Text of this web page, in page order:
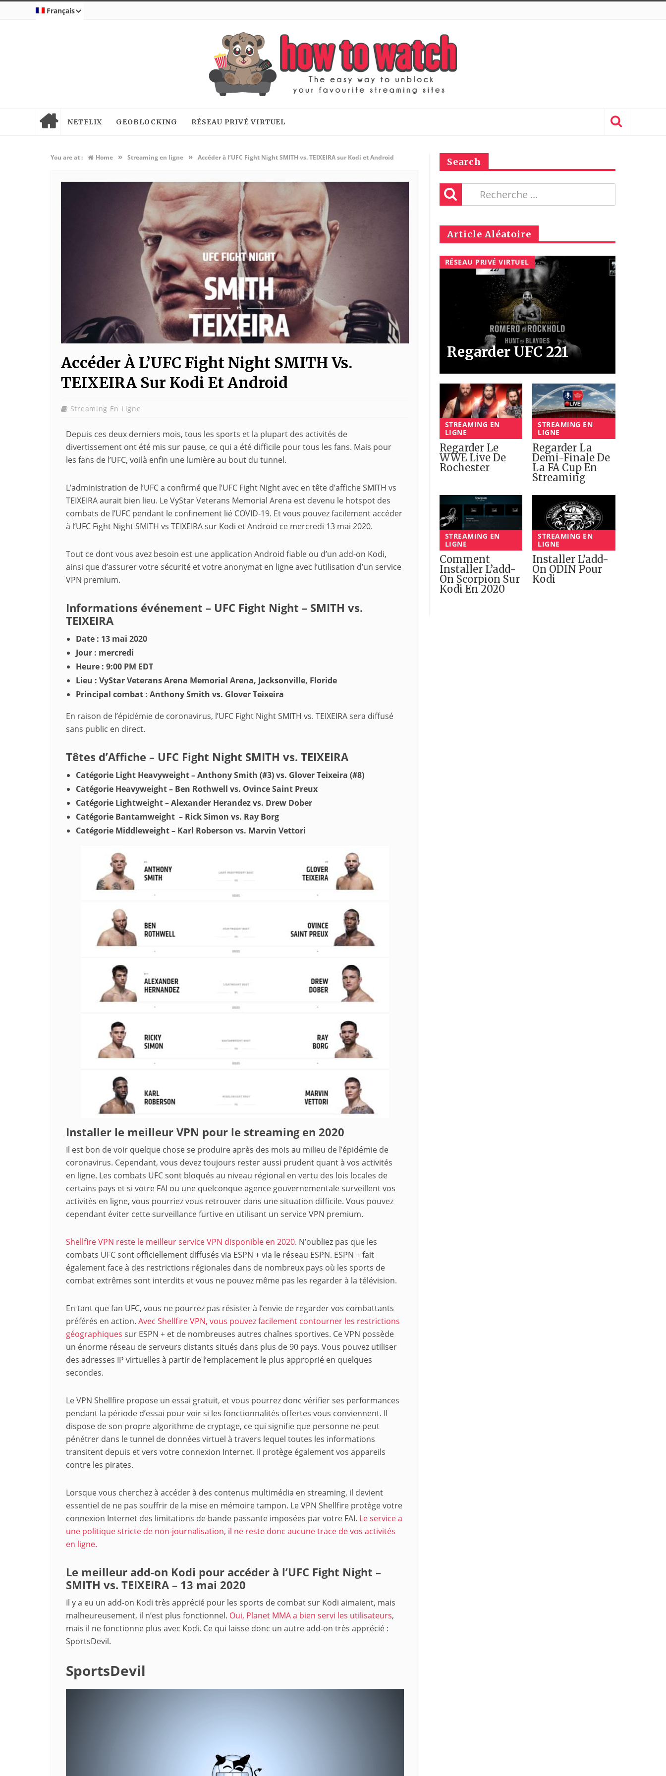
Français
NETFLIX GEOBLOCKING RÉSEAU PRIVÉ VIRTUEL
You are at : Home » Streaming en ligne » Accéder à l’UFC Fight Night SMITH vs. TEIXEIRA sur Kodi et Android
Accéder À L’UFC Fight Night SMITH Vs.
TEIXEIRA Sur Kodi Et Android
Streaming En Ligne
Depuis ces deux derniers mois, tous les sports et la plupart des activités de
divertissement ont été mis sur pause, ce qui a été difficile pour tous les fans. Mais pour
les fans de l’UFC, voilà enfin une lumière au bout du tunnel.
L’administration de l’UFC a confirmé que l’UFC Fight Night avec en tête d’affiche SMITH vs
TEIXEIRA aurait bien lieu. Le VyStar Veterans Memorial Arena est devenu le hotspot des
combats de l’UFC pendant le confinement lié COVID-19. Et vous pouvez facilement accéder
à l’UFC Fight Night SMITH vs TEIXEIRA sur Kodi et Android ce mercredi 13 mai 2020.
Tout ce dont vous avez besoin est une application Android fiable ou d’un add-on Kodi,
ainsi que d’assurer votre sécurité et votre anonymat en ligne avec l’utilisation d’un service
VPN premium.
Informations événement – UFC Fight Night – SMITH vs.
TEIXEIRA
Date : 13 mai 2020
Jour : mercredi
Heure : 9:00 PM EDT
Lieu : VyStar Veterans Arena Memorial Arena, Jacksonville, Floride
Principal combat : Anthony Smith vs. Glover Teixeira
En raison de l’épidémie de coronavirus, l’UFC Fight Night SMITH vs. TEIXEIRA sera diffusé
sans public en direct.
Têtes d’Affiche – UFC Fight Night SMITH vs. TEIXEIRA
Catégorie Light Heavyweight – Anthony Smith (#3) vs. Glover Teixeira (#8)
Catégorie Heavyweight – Ben Rothwell vs. Ovince Saint Preux
Catégorie Lightweight – Alexander Herandez vs. Drew Dober
Catégorie Bantamweight – Rick Simon vs. Ray Borg
Catégorie Middleweight – Karl Roberson vs. Marvin Vettori
Installer le meilleur VPN pour le streaming en 2020
Il est bon de voir quelque chose se produire après des mois au milieu de l’épidémie de
coronavirus. Cependant, vous devez toujours rester aussi prudent quant à vos activités
en ligne. Les combats UFC sont bloqués au niveau régional en vertu des lois locales de
certains pays et si votre FAI ou une quelconque agence gouvernementale surveillent vos
activités en ligne, vous pourriez vous retrouver dans une situation difficile. Vous pouvez
cependant éviter cette surveillance furtive en utilisant un service VPN premium.
Shellfire VPN reste le meilleur service VPN disponible en 2020. N’oubliez pas que les
combats UFC sont officiellement diffusés via ESPN + via le réseau ESPN. ESPN + fait
également face à des restrictions régionales dans de nombreux pays où les sports de
combat extrêmes sont interdits et vous ne pouvez même pas les regarder à la télévision.
En tant que fan UFC, vous ne pourrez pas résister à l’envie de regarder vos combattants
préférés en action. Avec Shellfire VPN, vous pouvez facilement contourner les restrictions
géographiques sur ESPN + et de nombreuses autres chaînes sportives. Ce VPN possède
un énorme réseau de serveurs distants situés dans plus de 90 pays. Vous pouvez utiliser
des adresses IP virtuelles à partir de l’emplacement le plus approprié en quelques
secondes.
Le VPN Shellfire propose un essai gratuit, et vous pourrez donc vérifier ses performances
pendant la période d’essai pour voir si les fonctionnalités offertes vous conviennent. Il
dispose de son propre algorithme de cryptage, ce qui signifie que personne ne peut
pénétrer dans le tunnel de données virtuel à travers lequel toutes les informations
transitent depuis et vers votre connexion Internet. Il protège également vos appareils
contre les pirates.
Lorsque vous cherchez à accéder à des contenus multimédia en streaming, il devient
essentiel de ne pas souffrir de la mise en mémoire tampon. Le VPN Shellfire protège votre
connexion Internet des limitations de bande passante imposées par votre FAI. Le service a
une politique stricte de non-journalisation, il ne reste donc aucune trace de vos activités
en ligne.
Le meilleur add-on Kodi pour accéder à l’UFC Fight Night –
SMITH vs. TEIXEIRA – 13 mai 2020
Il y a eu un add-on Kodi très apprécié pour les sports de combat sur Kodi aimaient, mais
malheureusement, il n’est plus fonctionnel. Oui, Planet MMA a bien servi les utilisateurs,
mais il ne fonctionne plus avec Kodi. Ce qui laisse donc un autre add-on très apprécié :
SportsDevil.
SportsDevil
Search
Article Aléatoire
RÉSEAU PRIVÉ VIRTUEL
Regarder UFC 221
STREAMING EN
LIGNE
Regarder Le
WWE Live De
Rochester
STREAMING EN
LIGNE
Regarder La
Demi-Finale De
La FA Cup En
Streaming
STREAMING EN
LIGNE
Comment
Installer L’add-
On Scorpion Sur
Kodi En 2020
STREAMING EN
LIGNE
Installer L’add-
On ODIN Pour
Kodi